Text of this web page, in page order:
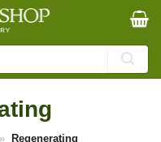
» Regenerating